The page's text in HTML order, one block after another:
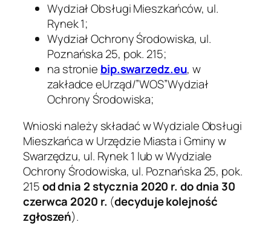
Wydział Obsługi Mieszkańców, ul.
Rynek 1;
Wydział Ochrony Środowiska, ul.
Poznańska 25, pok. 215;
na stronie bip.swarzedz.eu, w
zakładce eUrząd/”WOS”Wydział
Ochrony Środowiska;
Wnioski należy składać w Wydziale Obsługi
Mieszkańca w Urzędzie Miasta i Gminy w
Swarzędzu, ul. Rynek 1 lub w Wydziale
Ochrony Środowiska, ul. Poznańska 25, pok.
215od dnia 2 stycznia 2020 r. do dnia 30
czerwca 2020 r. (decyduje kolejność
zgłoszeń).